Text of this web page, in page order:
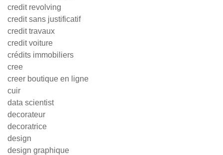
credit revolving
credit sans justificatif
credit travaux
credit voiture
crédits immobiliers
cree
creer boutique en ligne
cuir
data scientist
decorateur
decoratrice
design
design graphique